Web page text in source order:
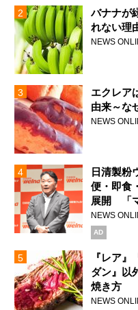
バナナが
れない理
NEWS
エクレア
由来～な
NEWS
日清製粉
便・即食
展開 「
ブランド
NEWS
『レア
ダン』以
焼き方
NEWS